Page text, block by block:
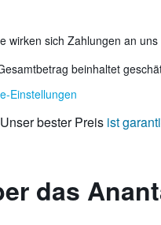
wirken sich Zahlungen an
beinhaltet
Einstellungen
Unser bester Preis ist
das